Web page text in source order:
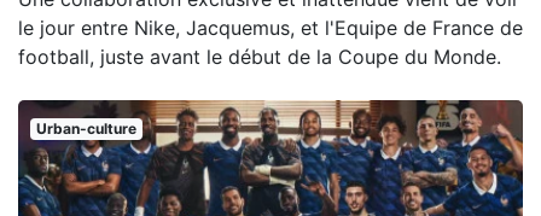
le jour entre Nike, Jacquemus, et l'Equipe de France de
football, juste avant le début de la Coupe du Monde.
Urban-culture